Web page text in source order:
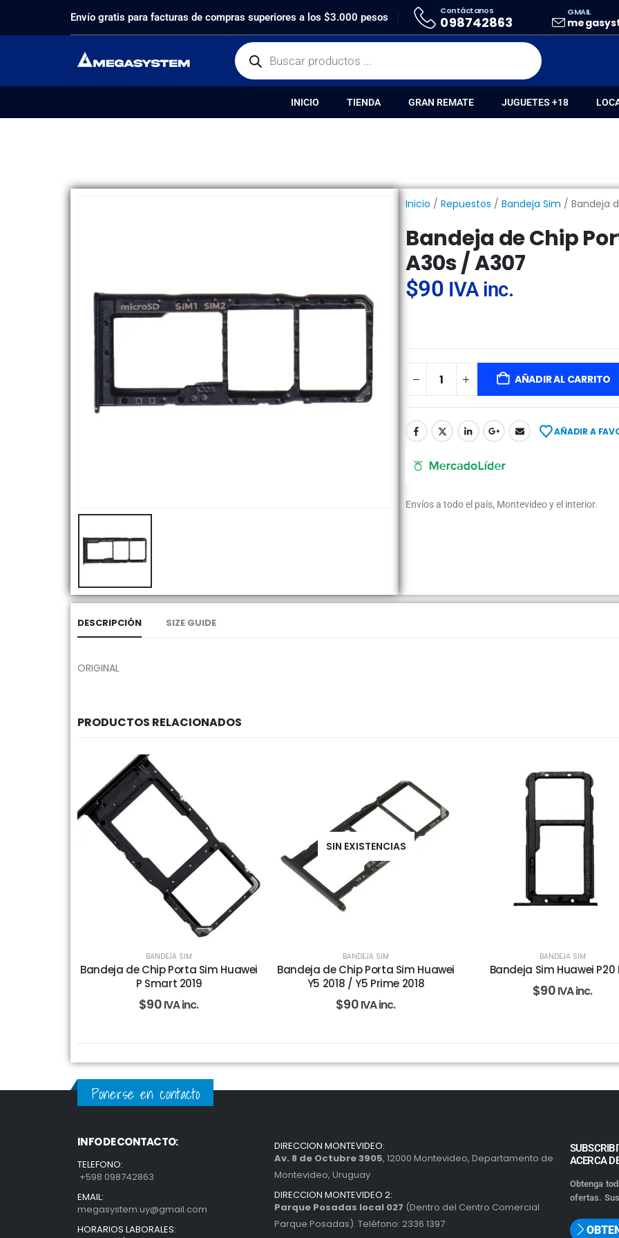
Envío gratis para facturas de compras superiores a los $3.000 pesos
Contáctanos
098742863
GMAIL
INICIO TIENDA GRAN REMATE JUGUETES +18
PRODUCTOSREPUESTOS, BANDEJA SIM BANDEJA DE CHIP PORTA SIM SAMSUNG A30S / A307
Inicio / Repuestos / Bandeja Sim / Bandeja
Bandeja de Chip
A30s / A307
$90 IVA inc.
AÑADIR AL CARRITO
AÑADIR A
Envíos a todo el país, Montevideo y el interior.
DESCRIPCIÓN SIZE GUIDE
ORIGINAL
PRODUCTOS RELACIONADOS
BANDEJA SIM
Bandeja de Chip Porta Sim Huawei
P Smart 2019
$90IVA inc.
SIN EXISTENCIAS
BANDEJA SIM
Bandeja de Chip Porta Sim Huawei
Y5 2018 / Y5 Prime 2018
$90IVA inc.
BANDEJA SIM
Bandeja Sim Huawei P20
$90IVA inc.
Ponerse en contacto
INFO DE CONTACTO:
TELEFONO:
+598 098742863
EMAIL:
megasystem.uy@gmail.com
HORARIOS LABORALES:
DIRECCION MONTEVIDEO:
Av. 8 de Octubre 3905, 12000 Montevideo, Departamento de
Montevideo, Uruguay
DIRECCION MONTEVIDEO 2:
Parque Posadas local 027 (Dentro del Centro Comercial
Parque Posadas). Teléfono: 2336 1397
ACERCA
Obtenga
ofertas.